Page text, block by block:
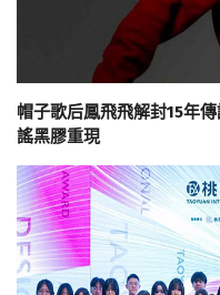
帽子歌后鳳飛飛解封15年
謠黑膠重現